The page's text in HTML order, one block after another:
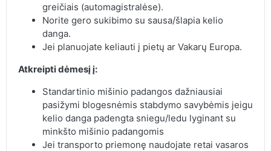
greičiais (automagistralėse).
Norite gero sukibimo su sausa/šlapia kelio
danga.
Jei planuojate keliauti į pietų ar Vakarų Europa.
Atkreipti dėmesį į:
Standartinio mišinio padangos dažniausiai
pasižymi blogesnėmis stabdymo savybėmis jeigu
kelio danga padengta sniegu/ledu lyginant su
minkšto mišinio padangomis
Jei transporto priemonę naudojate retai vasaros